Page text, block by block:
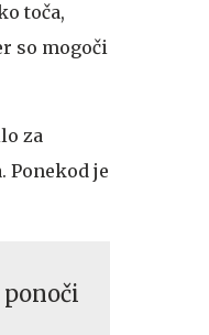
toča,
so mogoči
za
Ponekod je
ponoči